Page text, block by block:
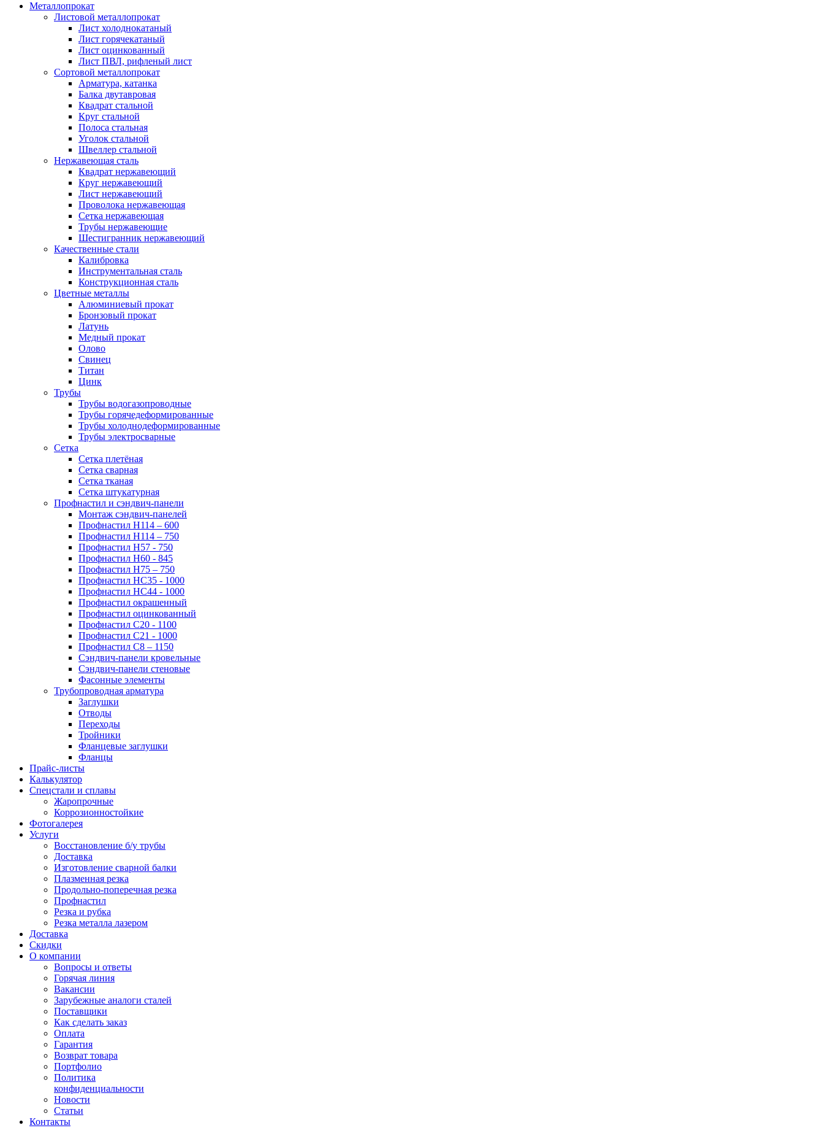
Металлопрокат
Листовой металлопрокат
Лист холоднокатаный
Лист горячекатаный
Лист оцинкованный
Лист ПВЛ, рифленый лист
Сортовой металлопрокат
Арматура, катанка
Балка двутавровая
Квадрат стальной
Круг стальной
Полоса стальная
Уголок стальной
Швеллер стальной
Нержавеющая сталь
Квадрат нержавеющий
Круг нержавеющий
Лист нержавеющий
Проволока нержавеющая
Сетка нержавеющая
Трубы нержавеющие
Шестигранник нержавеющий
Качественные стали
Калибровка
Инструментальная сталь
Конструкционная сталь
Цветные металлы
Алюминиевый прокат
Бронзовый прокат
Латунь
Медный прокат
Олово
Свинец
Титан
Цинк
Трубы
Трубы водогазопроводные
Трубы горячедеформированные
Трубы холоднодеформированные
Трубы электросварные
Сетка
Сетка плетёная
Сетка сварная
Сетка тканая
Сетка штукатурная
Профнастил и сэндвич-панели
Монтаж сэндвич-панелей
Профнастил Н114 – 600
Профнастил Н114 – 750
Профнастил Н57 - 750
Профнастил Н60 - 845
Профнастил Н75 – 750
Профнастил НС35 - 1000
Профнастил НС44 - 1000
Профнастил окрашенный
Профнастил оцинкованный
Профнастил С20 - 1100
Профнастил С21 - 1000
Профнастил С8 – 1150
Сэндвич-панели кровельные
Сэндвич-панели стеновые
Фасонные элементы
Трубопроводная арматура
Заглушки
Отводы
Переходы
Тройники
Фланцевые заглушки
Фланцы
Прайс-листы
Калькулятор
Спецстали и сплавы
Жаропрочные
Коррозионностойкие
Фотогалерея
Услуги
Восстановление б/у трубы
Доставка
Изготовление сварной балки
Плазменная резка
Продольно-поперечная резка
Профнастил
Резка и рубка
Резка металла лазером
Доставка
Скидки
О компании
Вопросы и ответы
Горячая линия
Вакансии
Зарубежные аналоги сталей
Поставщики
Как сделать заказ
Оплата
Гарантия
Возврат товара
Портфолио
Политика
конфиденциальности
Новости
Статьи
Контакты